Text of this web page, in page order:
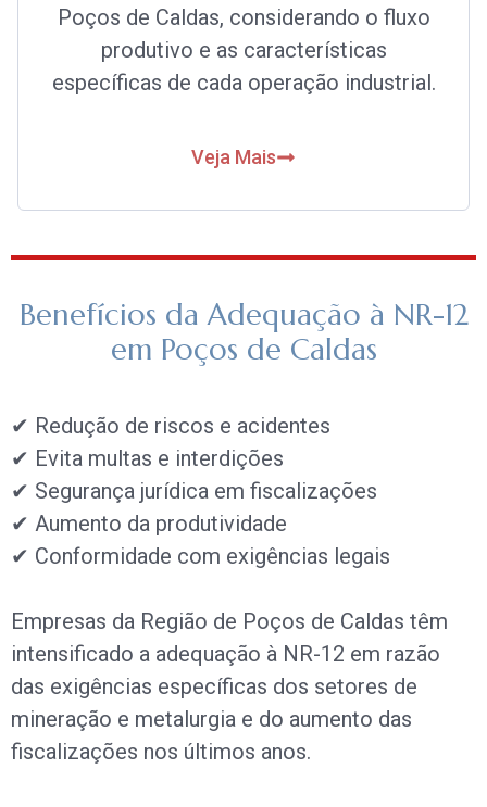
Poços de Caldas, considerando o fluxo
produtivo e as características
específicas de cada operação industrial.
Veja Mais
Benefícios da Adequação à NR-12
em Poços de Caldas
✔ Redução de riscos e acidentes
✔ Evita multas e interdições
✔ Segurança jurídica em fiscalizações
✔ Aumento da produtividade
✔ Conformidade com exigências legais
Empresas da Região de Poços de Caldas têm
intensificado a adequação à NR-12 em razão
das exigências específicas dos setores de
mineração e metalurgia e do aumento das
fiscalizações nos últimos anos.